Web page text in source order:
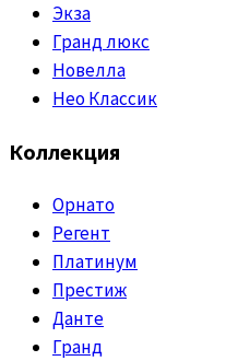
Экза
Гранд люкс
Новелла
Нео Классик
Коллекция
Орнато
Регент
Платинум
Престиж
Данте
Гранд